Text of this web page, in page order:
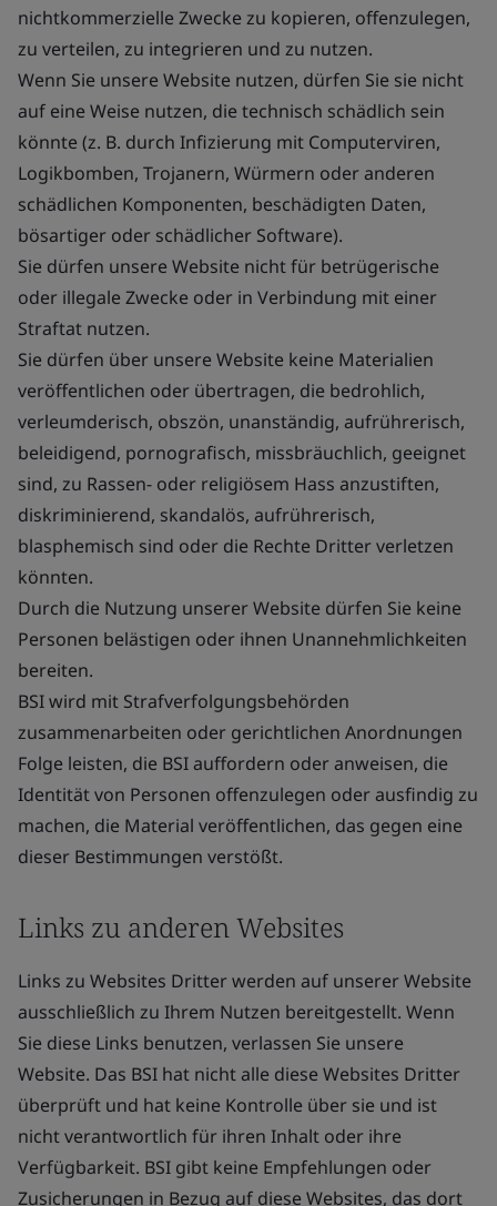
nichtkommerzielle Zwecke zu kopieren, offenzulegen,
zu verteilen, zu integrieren und zu nutzen.
Wenn Sie unsere Website nutzen, dürfen Sie sie nicht
auf eine Weise nutzen, die technisch schädlich sein
könnte (z. B. durch Infizierung mit Computerviren,
Logikbomben, Trojanern, Würmern oder anderen
schädlichen Komponenten, beschädigten Daten,
bösartiger oder schädlicher Software).
Sie dürfen unsere Website nicht für betrügerische
oder illegale Zwecke oder in Verbindung mit einer
Straftat nutzen.
Sie dürfen über unsere Website keine Materialien
veröffentlichen oder übertragen, die bedrohlich,
verleumderisch, obszön, unanständig, aufrührerisch,
beleidigend, pornografisch, missbräuchlich, geeignet
sind, zu Rassen- oder religiösem Hass anzustiften,
diskriminierend, skandalös, aufrührerisch,
blasphemisch sind oder die Rechte Dritter verletzen
könnten.
Durch die Nutzung unserer Website dürfen Sie keine
Personen belästigen oder ihnen Unannehmlichkeiten
bereiten.
BSI wird mit Strafverfolgungsbehörden
zusammenarbeiten oder gerichtlichen Anordnungen
Folge leisten, die BSI auffordern oder anweisen, die
Identität von Personen offenzulegen oder ausfindig zu
machen, die Material veröffentlichen, das gegen eine
dieser Bestimmungen verstößt.
Links zu anderen Websites
Links zu Websites Dritter werden auf unserer Website
ausschließlich zu Ihrem Nutzen bereitgestellt. Wenn
Sie diese Links benutzen, verlassen Sie unsere
Website. Das BSI hat nicht alle diese Websites Dritter
überprüft und hat keine Kontrolle über sie und ist
nicht verantwortlich für ihren Inhalt oder ihre
Verfügbarkeit. BSI gibt keine Empfehlungen oder
Zusicherungen in Bezug auf diese Websites, das dort